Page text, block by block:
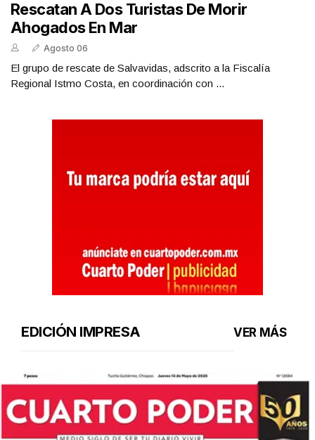
Rescatan A Dos Turistas De Morir
Ahogados En Mar
Agosto 06
El grupo de rescate de Salvavidas, adscrito a la Fiscalía
Regional Istmo Costa, en coordinación con ...
EDICIÓN IMPRESA VER MÁS